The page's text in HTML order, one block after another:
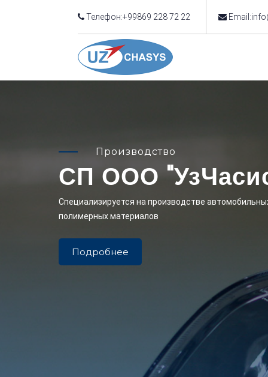
Телефон:+99869 228 72 22
Производство
СП ООО
Cпециализируется на производстве
полимерных материалов
Подробнее